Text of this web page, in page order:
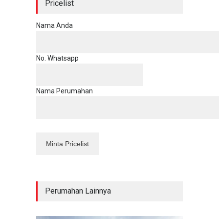
Pricelist
Nama Anda
No. Whatsapp
Nama Perumahan
Perumahan Lainnya